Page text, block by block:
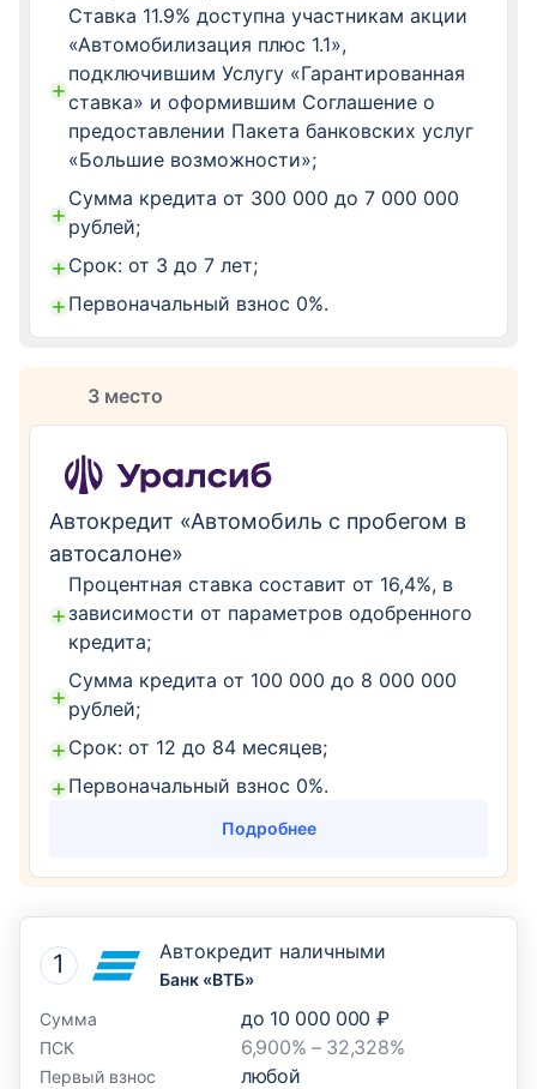
Ставка 11.9% доступна участникам акции
«Автомобилизация плюс 1.1»,
подключившим Услугу «Гарантированная
ставка» и оформившим Соглашение о
предоставлении Пакета банковских услуг
«Большие возможности»;
Сумма кредита от 300 000 до 7 000 000
рублей;
Срок: от 3 до 7 лет;
Первоначальный взнос 0%.
3 место
Подробнее
Автокредит «Автомобиль с пробегом в
автосалоне»
Процентная ставка составит от 16,4%, в
зависимости от параметров одобренного
кредита;
Сумма кредита от 100 000 до 8 000 000
рублей;
Срок: от 12 до 84 месяцев;
Первоначальный взнос 0%.
Автокредит наличными
Банк «ВТБ»
Сумма
до 10 000 000 ₽
ПСК 6,900% – 32,328%
Первый взнос любой